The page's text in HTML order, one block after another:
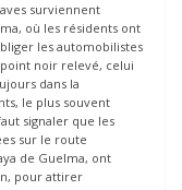
surviennent
où les résidents ont
les automobilistes
noir relevé, celui
dans la
le plus souvent
signaler que les
sur le route
de Guelma, ont
pour attirer